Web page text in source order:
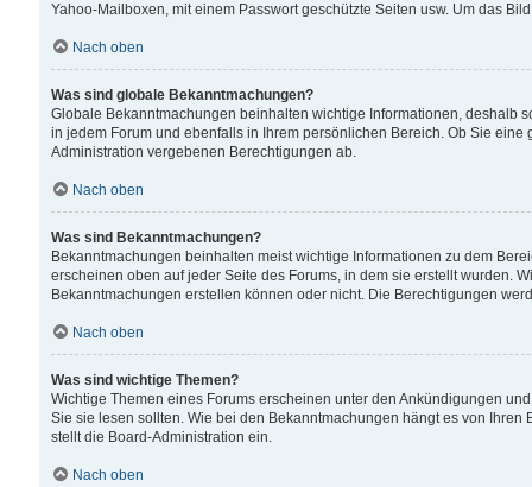
Yahoo-Mailboxen, mit einem Passwort geschützte Seiten usw. Um das
Nach oben
Was sind globale Bekanntmachungen?
Globale Bekanntmachungen beinhalten wichtige Informationen, deshalb
in jedem Forum und ebenfalls in Ihrem persönlichen Bereich. Ob Sie
Administration vergebenen Berechtigungen ab.
Nach oben
Was sind Bekanntmachungen?
Bekanntmachungen beinhalten meist wichtige Informationen zu dem
erscheinen oben auf jeder Seite des Forums, in dem sie erstellt wurden.
Bekanntmachungen erstellen können oder nicht. Die Berechtigungen
Nach oben
Was sind wichtige Themen?
Wichtige Themen eines Forums erscheinen unter den Ankündigungen
Sie sie lesen sollten. Wie bei den Bekanntmachungen hängt es von
stellt die Board-Administration ein.
Nach oben